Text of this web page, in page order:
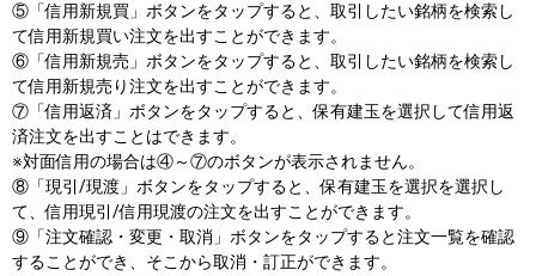
⑤「信用新規買」ボタンをタップすると、取引したい銘柄を検索し
て信用新規買い注文を出すことができます。
⑥「信用新規売」ボタンをタップすると、取引したい銘柄を検索し
て信用新規売り注文を出すことができます。
⑦「信用返済」ボタンをタップすると、保有建玉を選択して信用返
済注文を出すことはできます。
※対面信用の場合は④～⑦のボタンが表示されません。
⑧「現引/現渡」ボタンをタップすると、保有建玉を選択を選択し
て、信用現引/信用現渡の注文を出すことができます。
⑨「注文確認・変更・取消」ボタンをタップすると注文一覧を確認
することができ、そこから取消・訂正ができます。